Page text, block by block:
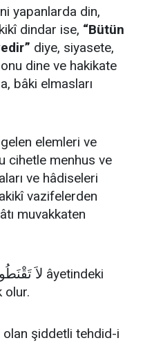
yapanlarda din,
dindar ise, “Bütün
diye, siyasete,
dine ve hakikate
bâki elmasları
elemleri ve
cihetle menhus ve
ve hâdiseleri
vazifelerden
muvakkaten
لاَ
olur.
olan şiddetli tehdid-i